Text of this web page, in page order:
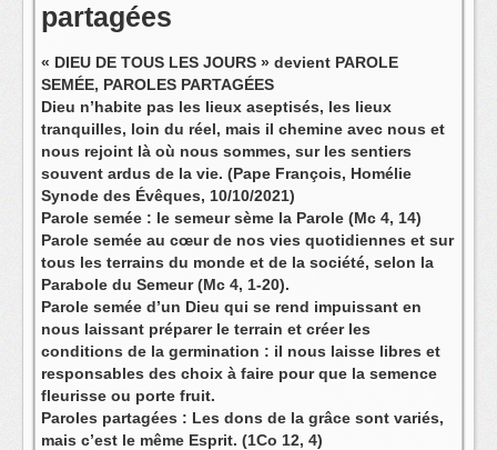
partagées
« DIEU DE TOUS LES JOURS » devient PAROLE
SEMÉE, PAROLES PARTAGÉES
Dieu n’habite pas les lieux aseptisés, les lieux
tranquilles, loin du réel, mais il chemine avec nous et
nous rejoint là où nous sommes, sur les sentiers
souvent ardus de la vie. (Pape François, Homélie
Synode des Évêques, 10/10/2021)
Parole semée : le semeur sème la Parole (Mc 4, 14)
Parole semée au cœur de nos vies quotidiennes et sur
tous les terrains du monde et de la société, selon la
Parabole du Semeur (Mc 4, 1-20).
Parole semée d’un Dieu qui se rend impuissant en
nous laissant préparer le terrain et créer les
conditions de la germination : il nous laisse libres et
responsables des choix à faire pour que la semence
fleurisse ou porte fruit.
Paroles partagées : Les dons de la grâce sont variés,
mais c’est le même Esprit. (1Co 12, 4)